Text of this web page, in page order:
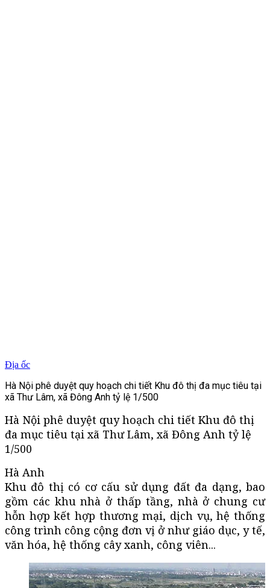
Địa ốc
Hà Nội phê duyệt quy hoạch chi tiết Khu đô thị đa mục tiêu tại
xã Thư Lâm, xã Đông Anh tỷ lệ 1/500
Hà Nội phê duyệt quy hoạch chi tiết Khu đô thị
đa mục tiêu tại xã Thư Lâm, xã Đông Anh tỷ lệ
1/500
Hà Anh
Khu đô thị có cơ cấu sử dụng đất đa dạng, bao
gồm các khu nhà ở thấp tầng, nhà ở chung cư
hỗn hợp kết hợp thương mại, dịch vụ, hệ thống
công trình công cộng đơn vị ở như giáo dục, y tế,
văn hóa, hệ thống cây xanh, công viên...